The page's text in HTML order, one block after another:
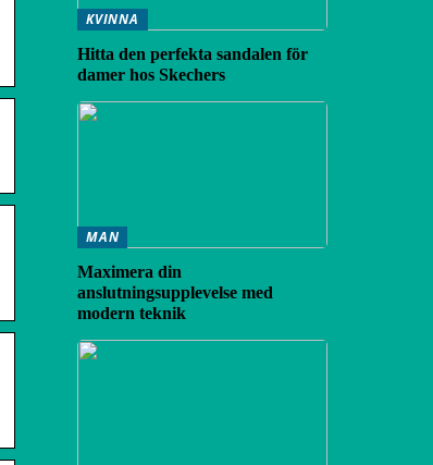
KVINNA
Hitta den perfekta sandalen för
damer hos Skechers
MAN
Maximera din
anslutningsupplevelse med
modern teknik